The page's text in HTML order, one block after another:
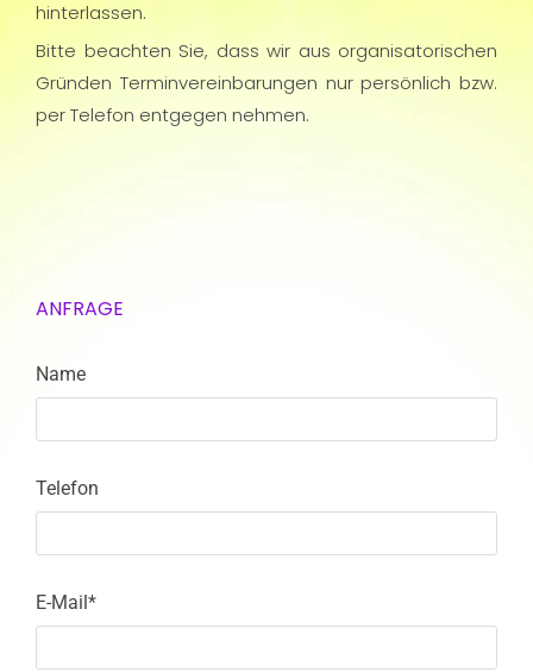
hinterlassen.
Bitte beachten Sie, dass wir aus organisatorischen
Gründen Terminvereinbarungen nur persönlich bzw.
per Telefon entgegen nehmen.
ANFRAGE
Name
Telefon
E-Mail*